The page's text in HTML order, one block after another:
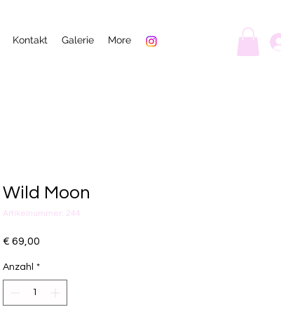
Kontakt Galerie More
Wild Moon
Artikelnummer: 244
€ 69,00
Anzahl *